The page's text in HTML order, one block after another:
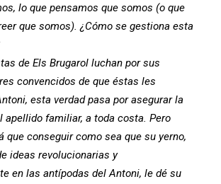
lo que pensamos que somos (o que
que somos). ¿Cómo se gestiona esta
de Els Brugarol luchan por sus
convencidos de que éstas les
esta verdad pasa por asegurar la
apellido familiar, a toda costa. Pero
que conseguir como sea que su yerno,
ideas revolucionarias y
en las antípodas del Antoni, le dé su